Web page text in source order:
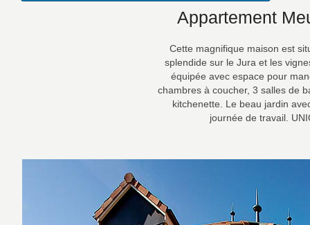
Appartement
Cette magnifique maison est
splendide sur le Jura et les
équipée avec espace pour
chambres à coucher, 3 salles de
kitchenette. Le beau jardin
journée de travail.